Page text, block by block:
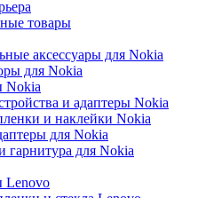
товары
аксессуары для Nokia
для Nokia
Nokia
и адаптеры Nokia
и наклейки Nokia
для Nokia
для Nokia
Lenovo